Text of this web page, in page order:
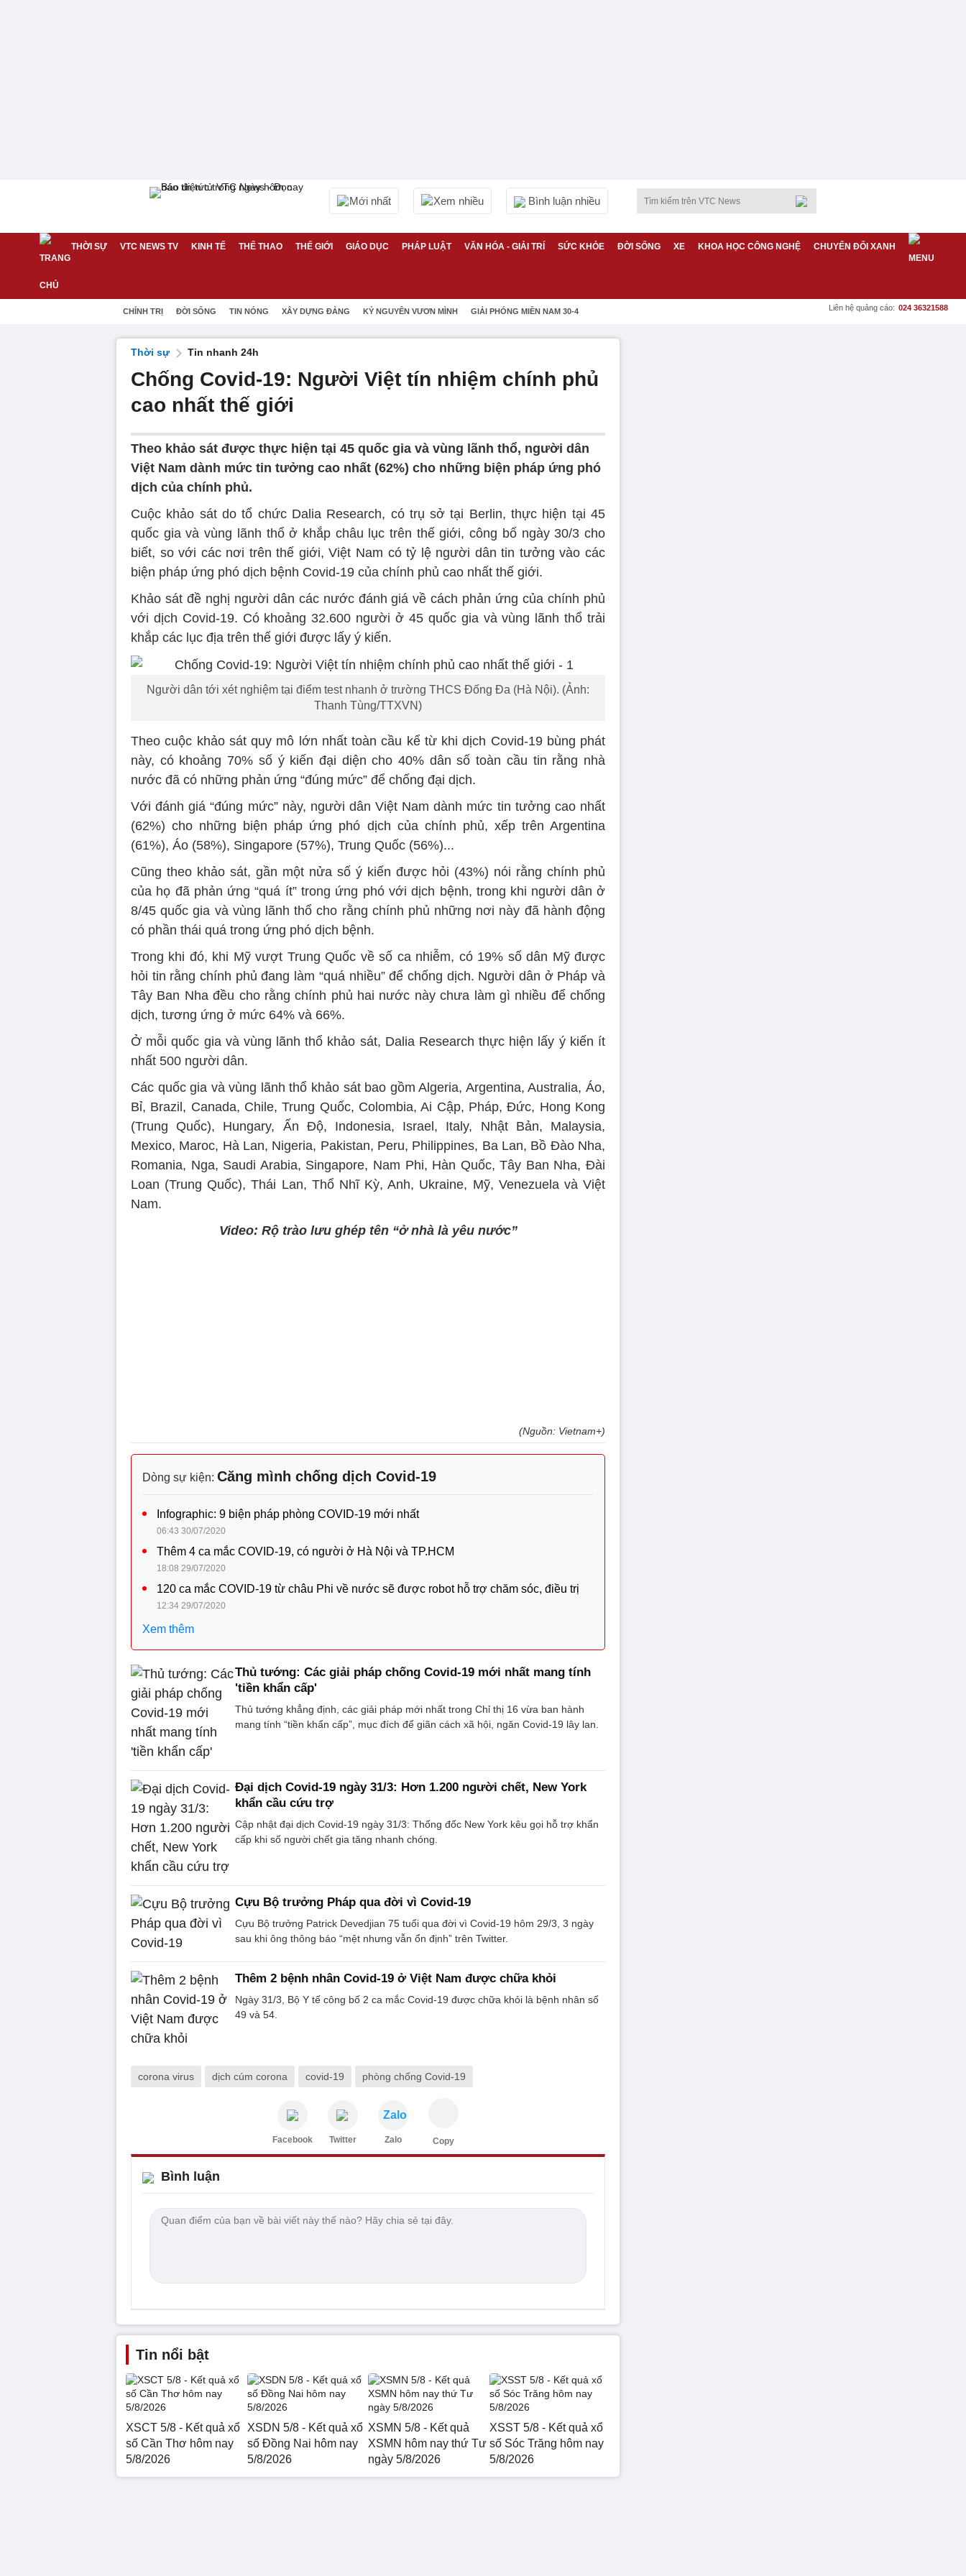
Mới nhất Xem nhiều Bình luận nhiều
THỜI SỰ VTC NEWS TV KINH TẾ THỂ THAO THẾ GIỚI GIÁO DỤC PHÁP LUẬT VĂN HÓA - GIẢI TRÍ SỨC KHỎE ĐỜI SỐNG XE KHOA HỌC CÔNG NGHỆ CHUYỂN ĐỔI XANH
CHÍNH TRỊ ĐỜI SỐNG TIN NÓNG XÂY DỰNG ĐẢNG KỶ NGUYÊN VƯƠN MÌNH GIẢI PHÓNG MIỀN NAM 30-4 Liên hệ quảng cáo: 024 36321588
Thời sự Tin nhanh 24h
Chống Covid-19: Người Việt tín nhiệm chính phủ
cao nhất thế giới
Theo khảo sát được thực hiện tại 45 quốc gia và vùng lãnh thổ, người dân
Việt Nam dành mức tin tưởng cao nhất (62%) cho những biện pháp ứng phó
dịch của chính phủ.
Cuộc khảo sát do tổ chức Dalia Research, có trụ sở tại Berlin, thực hiện tại 45
quốc gia và vùng lãnh thổ ở khắp châu lục trên thế giới, công bố ngày 30/3 cho
biết, so với các nơi trên thế giới, Việt Nam có tỷ lệ người dân tin tưởng vào các
biện pháp ứng phó dịch bệnh Covid-19 của chính phủ cao nhất thế giới.
Khảo sát đề nghị người dân các nước đánh giá về cách phản ứng của chính phủ
với dịch Covid-19. Có khoảng 32.600 người ở 45 quốc gia và vùng lãnh thổ trải
khắp các lục địa trên thế giới được lấy ý kiến.
Người dân tới xét nghiệm tại điểm test nhanh ở trường THCS Đống Đa (Hà Nội). (Ảnh:
Thanh Tùng/TTXVN)
Theo cuộc khảo sát quy mô lớn nhất toàn cầu kể từ khi dịch Covid-19 bùng phát
này, có khoảng 70% số ý kiến đại diện cho 40% dân số toàn cầu tin rằng nhà
nước đã có những phản ứng “đúng mức” để chống đại dịch.
Với đánh giá “đúng mức” này, người dân Việt Nam dành mức tin tưởng cao nhất
(62%) cho những biện pháp ứng phó dịch của chính phủ, xếp trên Argentina
(61%), Áo (58%), Singapore (57%), Trung Quốc (56%)...
Cũng theo khảo sát, gần một nửa số ý kiến được hỏi (43%) nói rằng chính phủ
của họ đã phản ứng “quá ít” trong ứng phó với dịch bệnh, trong khi người dân ở
8/45 quốc gia và vùng lãnh thổ cho rằng chính phủ những nơi này đã hành động
có phần thái quá trong ứng phó dịch bệnh.
Trong khi đó, khi Mỹ vượt Trung Quốc về số ca nhiễm, có 19% số dân Mỹ được
hỏi tin rằng chính phủ đang làm “quá nhiều” để chống dịch. Người dân ở Pháp và
Tây Ban Nha đều cho rằng chính phủ hai nước này chưa làm gì nhiều để chống
dịch, tương ứng ở mức 64% và 66%.
Ở mỗi quốc gia và vùng lãnh thổ khảo sát, Dalia Research thực hiện lấy ý kiến ít
nhất 500 người dân.
Các quốc gia và vùng lãnh thổ khảo sát bao gồm Algeria, Argentina, Australia, Áo,
Bỉ, Brazil, Canada, Chile, Trung Quốc, Colombia, Ai Cập, Pháp, Đức, Hong Kong
(Trung Quốc), Hungary, Ấn Độ, Indonesia, Israel, Italy, Nhật Bản, Malaysia,
Mexico, Maroc, Hà Lan, Nigeria, Pakistan, Peru, Philippines, Ba Lan, Bồ Đào Nha,
Romania, Nga, Saudi Arabia, Singapore, Nam Phi, Hàn Quốc, Tây Ban Nha, Đài
Loan (Trung Quốc), Thái Lan, Thổ Nhĩ Kỳ, Anh, Ukraine, Mỹ, Venezuela và Việt
Nam.
Video: Rộ trào lưu ghép tên “ở nhà là yêu nước”
(Nguồn: Vietnam+)
Dòng sự kiện: Căng mình chống dịch Covid-19
Infographic: 9 biện pháp phòng COVID-19 mới nhất
06:43 30/07/2020
Thêm 4 ca mắc COVID-19, có người ở Hà Nội và TP.HCM
18:08 29/07/2020
120 ca mắc COVID-19 từ châu Phi về nước sẽ được robot hỗ trợ chăm sóc, điều trị
12:34 29/07/2020
Xem thêm
Thủ tướng: Các giải pháp chống Covid-19 mới nhất mang tính
'tiền khẩn cấp'
Thủ tướng khẳng định, các giải pháp mới nhất trong Chỉ thị 16 vừa ban hành
mang tính “tiền khẩn cấp”, mục đích để giãn cách xã hội, ngăn Covid-19 lây lan.
Đại dịch Covid-19 ngày 31/3: Hơn 1.200 người chết, New York
khẩn cầu cứu trợ
Cập nhật đại dịch Covid-19 ngày 31/3: Thống đốc New York kêu gọi hỗ trợ khẩn
cấp khi số người chết gia tăng nhanh chóng.
Cựu Bộ trưởng Pháp qua đời vì Covid-19
Cựu Bộ trưởng Patrick Devedjian 75 tuổi qua đời vì Covid-19 hôm 29/3, 3 ngày
sau khi ông thông báo “mệt nhưng vẫn ổn định” trên Twitter.
Thêm 2 bệnh nhân Covid-19 ở Việt Nam được chữa khỏi
Ngày 31/3, Bộ Y tế công bố 2 ca mắc Covid-19 được chữa khỏi là bệnh nhân số
49 và 54.
corona virus dịch cúm corona covid-19 phòng chống Covid-19
Facebook Twitter
Zalo
Zalo Copy
Bình luận
Tin nổi bật
XSCT 5/8 - Kết quả xổ
số Cần Thơ hôm nay
5/8/2026
XSDN 5/8 - Kết quả xổ
số Đồng Nai hôm nay
5/8/2026
XSMN 5/8 - Kết quả
XSMN hôm nay thứ Tư
ngày 5/8/2026
XSST 5/8 - Kết quả xổ
số Sóc Trăng hôm nay
5/8/2026